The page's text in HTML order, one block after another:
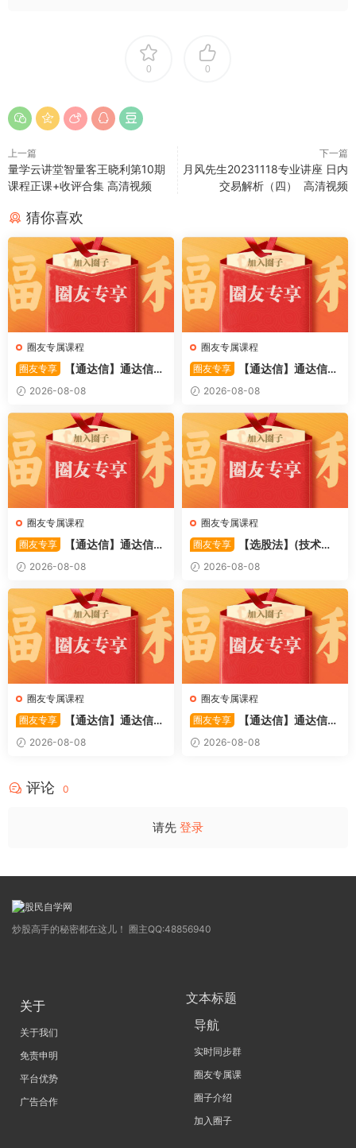
0 0
上一篇
量学云讲堂智量客王晓利第10期
课程正课+收评合集 高清视频
下一篇
月风先生20231118专业讲座 日内
交易解析（四） 高清视频
猜你喜欢
圈友专属课程
圈友专享
【通达信】通达信
〖备战龙妖〗副图/选股 精准
捕捉龙头启动进场信号 源码
2026-08-08
圈友专属课程
圈友专享
【通达信】通达信
〖重心突破〗主副图/选股 捕
捉股价在特定形态下的反转与
启动信号 源码
2026-08-08
圈友专属课程
圈友专享
【通达信】通达信
〖萧啸双通道〗主图指标 研判
股价运行通道、捕捉短线买卖
时机 源码
2026-08-08
圈友专属课程
圈友专享
【选股法】(技术篇)
强势个股选股法操作理念、策
略与工具（上下）视频课程 共
2个视频
2026-08-08
圈友专属课程
圈友专享
【通达信】通达信
〖极致主力〗主副图/选股 放
量不算突破，站上压力才算！
2026-08-08
圈友专属课程
圈友专享
【通达信】通达信
〖超强MACD〗副图指标 斐波
那契+三重共振，捕捉买卖
2026-08-08
评论 0
请先 登录
炒股高手的秘密都在这儿！ 圈主QQ:48856940
关于
关于我们
免责申明
平台优势
广告合作
文本标题
导航
实时同步群
圈友专属课
圈子介绍
加入圈子